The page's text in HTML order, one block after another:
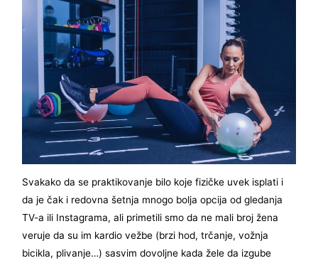
Svakako da se praktikovanje bilo koje fizičke uvek isplati i
da je čak i redovna šetnja mnogo bolja opcija od gledanja
TV-a ili Instagrama, ali primetili smo da ne mali broj žena
veruje da su im kardio vežbe (brzi hod, trčanje, vožnja
bicikla, plivanje…) sasvim dovoljne kada žele da izgube